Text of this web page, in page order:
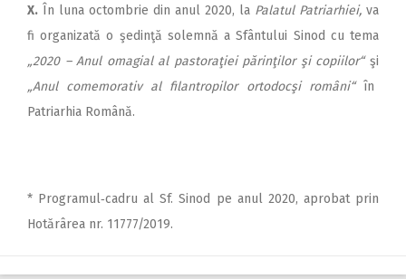
X. În luna octombrie din anul 2020, la Palatul Patriarhiei, va
fi organizată o şedinţă solemnă a Sfântului Sinod cu tema
„2020 – Anul omagial al pastoraţiei părinţilor şi copiilor“ şi
„Anul comemorativ al filantropilor ortodocşi români“în
Patriarhia Română.
* Programul‑cadru al Sf. Sinod pe anul 2020, aprobat prin
Hotărârea nr. 11777/2019.